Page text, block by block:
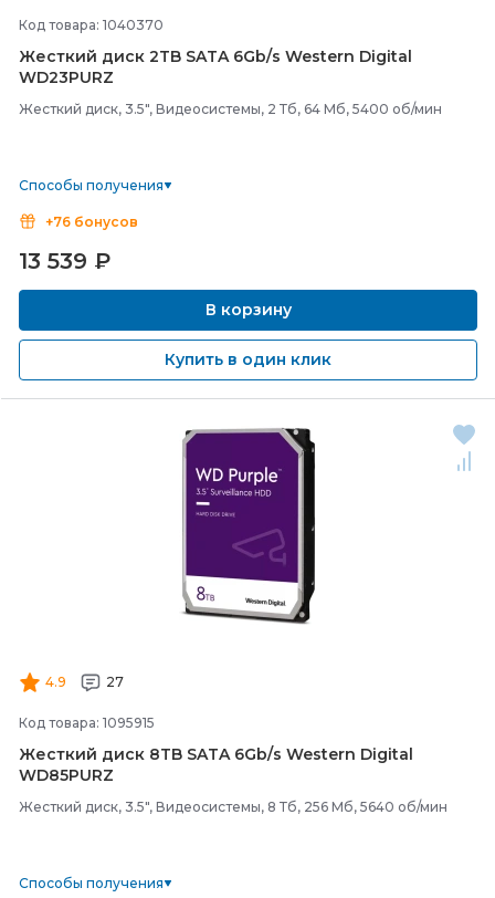
Код товара: 1040370
Жесткий диск 2TB SATA 6Gb/s Western Digital
WD23PURZ
Жесткий диск, 3.5", Видеосистемы, 2 Тб, 64 Мб, 5400 об/мин
Способы получения
+76 бонусов
13 539 ₽
В корзину
Купить в один клик
4.9 27
Код товара: 1095915
Жесткий диск 8TB SATA 6Gb/s Western Digital
WD85PURZ
Жесткий диск, 3.5", Видеосистемы, 8 Тб, 256 Мб, 5640 об/мин
Способы получения